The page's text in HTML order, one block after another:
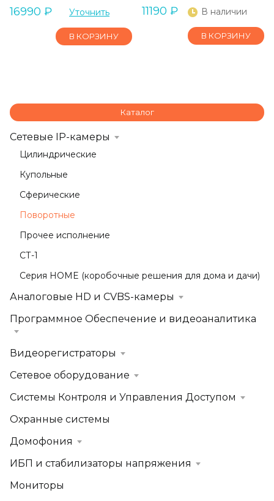
16990 ₽ Уточнить
В КОРЗИНУ
11190 ₽ В наличии
В КОРЗИНУ
Каталог
Сетевые IP-камеры
Цилиндрические
Купольные
Сферические
Поворотные
Прочее исполнение
СТ-1
Серия HOME (коробочные решения для дома и дачи)
Аналоговые HD и CVBS-камеры
Программное Обеспечение и видеоаналитика
Видеорегистраторы
Сетевое оборудование
Системы Контроля и Управления Доступом
Охранные системы
Домофония
ИБП и стабилизаторы напряжения
Мониторы